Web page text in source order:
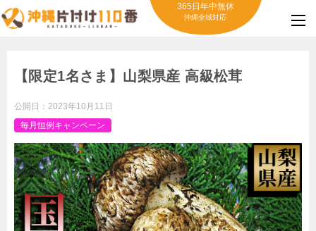
365日年中無休
沖縄全域対応
【限定1名さま】山梨県産 高級松茸
公開日： 2023年10月11日
毎月恒例キャンペーン